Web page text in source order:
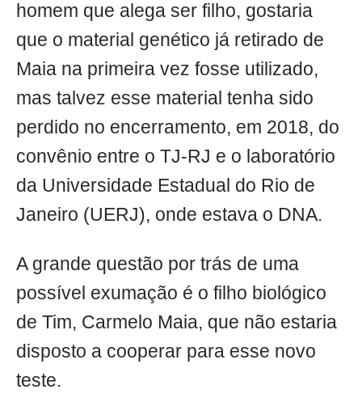
homem que alega ser filho, gostaria
que o material genético já retirado de
Maia na primeira vez fosse utilizado,
mas talvez esse material tenha sido
perdido no encerramento, em 2018, do
convênio entre o TJ-RJ e o laboratório
da Universidade Estadual do Rio de
Janeiro (UERJ), onde estava o DNA.
A grande questão por trás de uma
possível exumação é o filho biológico
de Tim, Carmelo Maia, que não estaria
disposto a cooperar para esse novo
teste.